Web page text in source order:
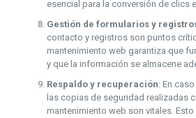
esencial para la conversión de clics
Gestión de formularios y
contacto y registros son puntos
mantenimiento web garantiza que
y que la información se almacene
Respaldo y recuperación: En
las copias de seguridad realizadas
mantenimiento web son vitales.